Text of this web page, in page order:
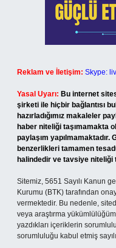
Reklam ve İletişim: Skype:
Yasal Uyarı: Bu internet
şirketi ile hiçbir bağlantısı
hazırladığımız makaleler
haber niteliği taşımamakta
paylaşım
benzerlikleri tamamen
halindedir ve tavsiye niteliği
Sitemiz, 5651 Sayılı Kanun
Kurumu (BTK) tarafından
vermektedir. Bu nedenle,
veya araştırma
yazdıkları içeriklerin
sorumluluğu kabul etmiş